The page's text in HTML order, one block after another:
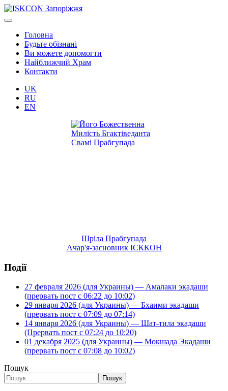
Головна
Будьте обізнані
Ви можете допомогти
Найближчий Храм
Контакти
UK
RU
EN
Шріла Прабгупада
Ачар'я-засновник ІСККОН
Події
27 февраля 2026 (для Украины) — Амалаки экадаши
(прервать пост с 06:22 до 10:02)
29 января 2026 (для Украины) — Бхаими экадаши
(прервать пост с 07:09 до 07:14)
14 января 2026 (для Украины) — Шат-тила экадаши
(Прервать пост с 07:24 до 10:20)
01 декабря 2025 (для Украины) — Мокшада Экадаши
(прервать пост с 07:08 до 10:02)
Пошук
Пошук